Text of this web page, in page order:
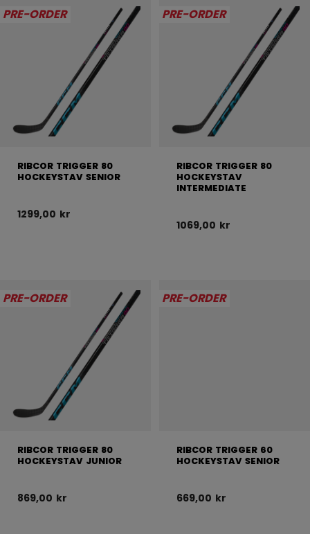
PRE-ORDER
RIBCOR TRIGGER 80
HOCKEYSTAV SENIOR
1299,00 kr
PRE-ORDER
RIBCOR TRIGGER 80
HOCKEYSTAV
INTERMEDIATE
1069,00 kr
PRE-ORDER
RIBCOR TRIGGER 80
HOCKEYSTAV JUNIOR
869,00 kr
PRE-ORDER
RIBCOR TRIGGER 60
HOCKEYSTAV SENIOR
669,00 kr